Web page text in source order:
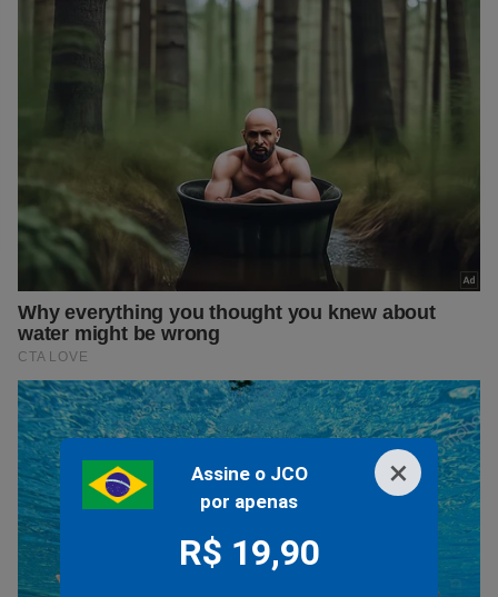
×
Assine o JCO
por apenas
R$ 19,90